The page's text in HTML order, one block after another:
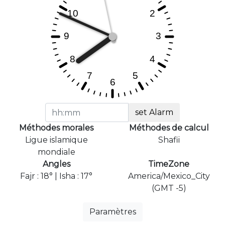
set Alarm
Méthodes morales
Ligue islamique
mondiale
Méthodes de calcul
Shafii
Angles
Fajr : 18° | Isha : 17°
TimeZone
America/Mexico_City
(GMT -5)
Paramètres